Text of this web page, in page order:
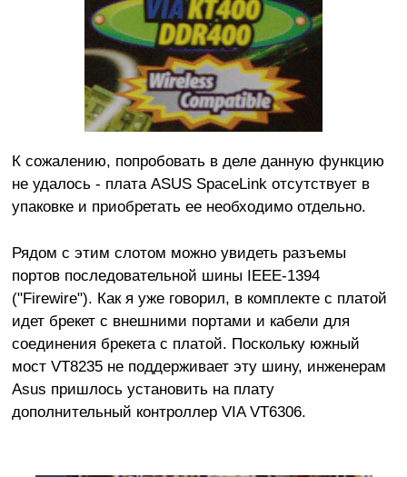
К сожалению, попробовать в деле данную функцию
не удалось - плата ASUS SpaceLink отсутствует в
упаковке и приобретать ее необходимо отдельно.
Рядом с этим слотом можно увидеть разъемы
портов последовательной шины IEEE-1394
("Firewire"). Как я уже говорил, в комплекте с платой
идет брекет с внешними портами и кабели для
соединения брекета с платой. Поскольку южный
мост VT8235 не поддерживает эту шину, инженерам
Asus пришлось установить на плату
дополнительный контроллер VIA VT6306.